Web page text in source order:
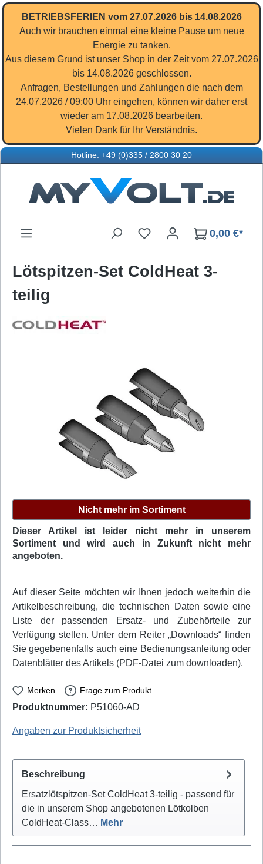
Zum Hauptinhalt springen
BETRIEBSFERIEN vom 27.07.2026 bis 14.08.2026
Auch wir brauchen einmal eine kleine Pause um neue
Energie zu tanken.
Aus diesem Grund ist unser Shop in der Zeit vom 27.07.2026
bis 14.08.2026 geschlossen.
Anfragen, Bestellungen und Zahlungen die nach dem
24.07.2026 / 09:00 Uhr eingehen, können wir daher erst
wieder am 17.08.2026 bearbeiten.
Vielen Dank für Ihr Verständnis.
Hotline: +49 (0)335 / 2800 30 20
Du hast 0 Produkte auf
0,00 €*
Lötspitzen-Set ColdHeat 3-
teilig
Nicht mehr im Sortiment
Dieser Artikel ist leider nicht mehr in unserem
Sortiment und wird auch in Zukunft nicht mehr
angeboten.
Auf dieser Seite möchten wir Ihnen jedoch weiterhin die
Artikelbeschreibung, die technischen Daten sowie eine
Liste der passenden Ersatz- und Zubehörteile zur
Verfügung stellen. Unter dem Reiter „Downloads“ finden
Sie gegebenenfalls auch eine Bedienungsanleitung oder
Datenblätter des Artikels (PDF-Datei zum downloaden).
Merken Frage zum Produkt
Produktnummer: P51060-AD
Angaben zur Produktsicherheit
Beschreibung
Ersatzlötspitzen-Set ColdHeat 3-teilig - passend für
die in unserem Shop angebotenen Lötkolben
ColdHeat-Class… Mehr